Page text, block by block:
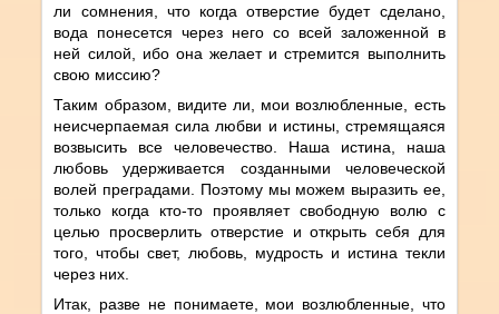
ли сомнения, что когда отверстие будет сделано,
вода понесется через него со всей заложенной в
ней силой, ибо она желает и стремится выполнить
свою миссию?
Таким образом, видите ли, мои возлюбленные, есть
неисчерпаемая сила любви и истины, стремящаяся
возвысить все человечество. Наша истина, наша
любовь удерживается созданными человеческой
волей преградами. Поэтому мы можем выразить ее,
только когда кто-то проявляет свободную волю с
целью просверлить отверстие и открыть себя для
того, чтобы свет, любовь, мудрость и истина текли
через них.
Итак, разве не понимаете, мои возлюбленные, что